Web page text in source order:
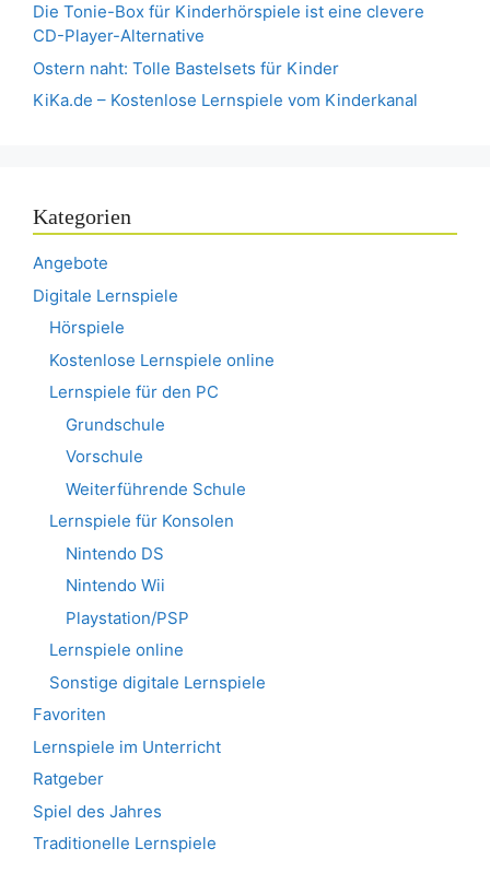
Die Tonie-Box für Kinderhörspiele ist eine clevere
CD-Player-Alternative
Ostern naht: Tolle Bastelsets für Kinder
KiKa.de – Kostenlose Lernspiele vom Kinderkanal
Kategorien
Angebote
Digitale Lernspiele
Hörspiele
Kostenlose Lernspiele online
Lernspiele für den PC
Grundschule
Vorschule
Weiterführende Schule
Lernspiele für Konsolen
Nintendo DS
Nintendo Wii
Playstation/PSP
Lernspiele online
Sonstige digitale Lernspiele
Favoriten
Lernspiele im Unterricht
Ratgeber
Spiel des Jahres
Traditionelle Lernspiele